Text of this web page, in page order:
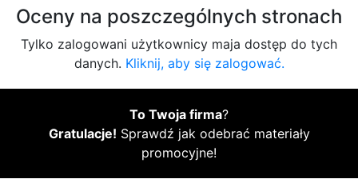
Oceny na poszczególnych stronach
Tylko zalogowani użytkownicy maja dostęp do tych
danych. Kliknij, aby się zalogować.
To Twoja firma?
Gratulacje! Sprawdź jak odebrać materiały
promocyjne!